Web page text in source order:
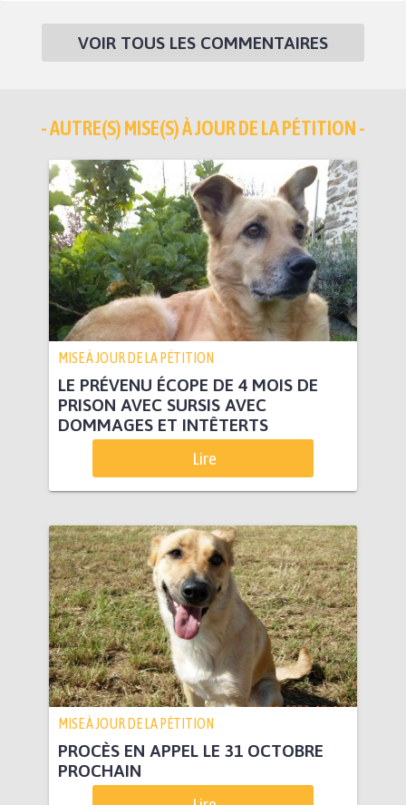
VOIR TOUS LES COMMENTAIRES
- AUTRE(S) MISE(S) À JOUR DE LA PÉTITION -
MISE À JOUR DE LA PÉTITION
LE PRÉVENU ÉCOPE DE 4 MOIS DE
PRISON AVEC SURSIS AVEC
DOMMAGES ET INTÊTERTS
Lire
MISE À JOUR DE LA PÉTITION
PROCÈS EN APPEL LE 31 OCTOBRE
PROCHAIN